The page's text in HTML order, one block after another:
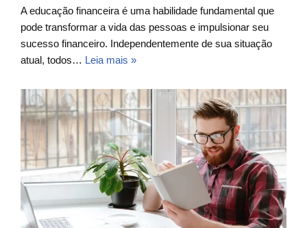
A educação financeira é uma habilidade fundamental que
pode transformar a vida das pessoas e impulsionar seu
sucesso financeiro. Independentemente de sua situação
atual, todos… Leia mais »